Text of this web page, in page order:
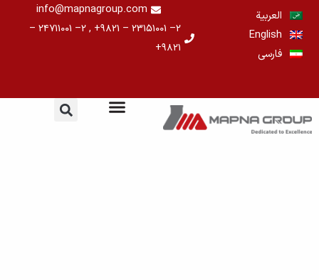
تخطي
المحتوى
العربية
English
فارسی
info@mapnagroup.com
۲– ۲۳۱۵۱۰۰۱ – ۹۸۲۱+ , ۲– ۲۴۷۱۱۰۰۱ –
۹۸۲۱+